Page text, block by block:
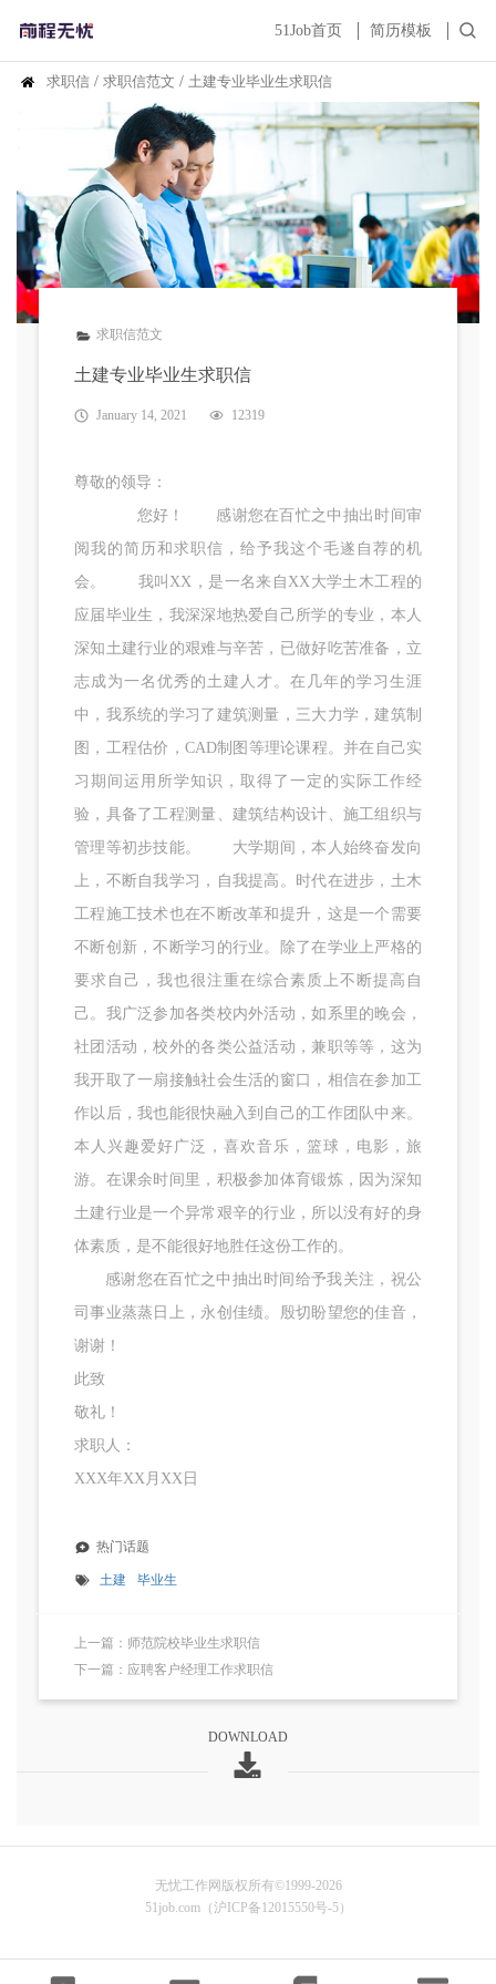
51Job首页 简历模板
求职信 / 求职信范文 / 土建专业毕业生求职信
求职信范文
土建专业毕业生求职信
January 14, 2021 12319
尊敬的领导：
您好！ 感谢您在百忙之中抽出时间审
阅我的简历和求职信，给予我这个毛遂自荐的机
会。 我叫XX，是一名来自XX大学土木工程的
应届毕业生，我深深地热爱自己所学的专业，本人
深知土建行业的艰难与辛苦，已做好吃苦准备，立
志成为一名优秀的土建人才。在几年的学习生涯
中，我系统的学习了建筑测量，三大力学，建筑制
图，工程估价，CAD制图等理论课程。并在自己实
习期间运用所学知识，取得了一定的实际工作经
验，具备了工程测量、建筑结构设计、施工组织与
管理等初步技能。 大学期间，本人始终奋发向
上，不断自我学习，自我提高。时代在进步，土木
工程施工技术也在不断改革和提升，这是一个需要
不断创新，不断学习的行业。除了在学业上严格的
要求自己，我也很注重在综合素质上不断提高自
己。我广泛参加各类校内外活动，如系里的晚会，
社团活动，校外的各类公益活动，兼职等等，这为
我开取了一扇接触社会生活的窗口，相信在参加工
作以后，我也能很快融入到自己的工作团队中来。
本人兴趣爱好广泛，喜欢音乐，篮球，电影，旅
游。在课余时间里，积极参加体育锻炼，因为深知
土建行业是一个异常艰辛的行业，所以没有好的身
体素质，是不能很好地胜任这份工作的。
感谢您在百忙之中抽出时间给予我关注，祝公
司事业蒸蒸日上，永创佳绩。殷切盼望您的佳音，
谢谢！
此致
敬礼！
求职人：
XXX年XX月XX日
热门话题
土建 毕业生
上一篇：师范院校毕业生求职信
下一篇：应聘客户经理工作求职信
DOWNLOAD
无忧工作网版权所有©1999-2026
51job.com（沪ICP备12015550号-5）